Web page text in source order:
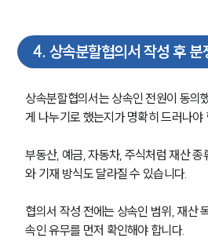
4. 상속분할협의서 작성 후 분
상속분할협의서는 상속인 전원이 동의
게 나누기로 했는지가 명확히 드러나야
부동산, 예금, 자동차, 주식처럼 재산
와 기재 방식도 달라질 수 있습니다.
협의서 작성 전에는 상속인 범위, 재산
속인 유무를 먼저 확인해야 합니다.